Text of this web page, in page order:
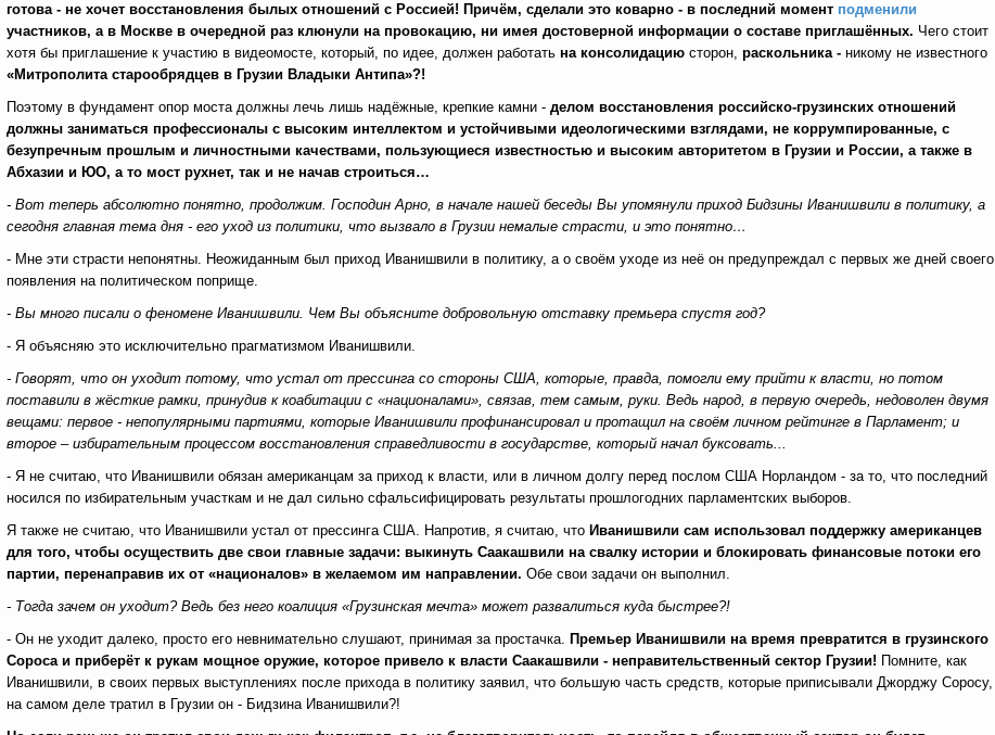
готова - не хочет восстановления былых отношений с Россией! Причём, сделали это коварно - в последний момент подменили
участников, а в Москве в очередной раз клюнули на провокацию, ни имея достоверной информации о составе приглашённых. Чего стоит
хотя бы приглашение к участию в видеомосте, который, по идее, должен работать на консолидацию сторон, раскольника - никому не известного
«Митрополита старообрядцев в Грузии Владыки Антипа»?!
Поэтому в фундамент опор моста должны лечь лишь надёжные, крепкие камни - делом восстановления российско-грузинских отношений
должны заниматься профессионалы с высоким интеллектом и устойчивыми идеологическими взглядами, не коррумпированные, с
безупречным прошлым и личностными качествами, пользующиеся известностью и высоким авторитетом в Грузии и России, а также в
Абхазии и ЮО, а то мост рухнет, так и не начав строиться…
- Вот теперь абсолютно понятно, продолжим. Господин Арно, в начале нашей беседы Вы упомянули приход Бидзины Иванишвили в политику, а
сегодня главная тема дня - его уход из политики, что вызвало в Грузии немалые страсти, и это понятно…
- Мне эти страсти непонятны. Неожиданным был приход Иванишвили в политику, а о своём уходе из неё он предупреждал с первых же дней своего
появления на политическом поприще.
- Вы много писали о феномене Иванишвили. Чем Вы объясните добровольную отставку премьера спустя год?
- Я объясняю это исключительно прагматизмом Иванишвили.
- Говорят, что он уходит потому, что устал от прессинга со стороны США, которые, правда, помогли ему прийти к власти, но потом
поставили в жёсткие рамки, принудив к коабитации с «националами», связав, тем самым, руки. Ведь народ, в первую очередь, недоволен двумя
вещами: первое - непопулярными партиями, которые Иванишвили профинансировал и протащил на своём личном рейтинге в Парламент; и
второе – избирательным процессом восстановления справедливости в государстве, который начал буксовать...
- Я не считаю, что Иванишвили обязан американцам за приход к власти, или в личном долгу перед послом США Норландом - за то, что последний
носился по избирательным участкам и не дал сильно сфальсифицировать результаты прошлогодних парламентских выборов.
Я также не считаю, что Иванишвили устал от прессинга США. Напротив, я считаю, что Иванишвили сам использовал поддержку американцев
для того, чтобы осуществить две свои главные задачи: выкинуть Саакашвили на свалку истории и блокировать финансовые потоки его
партии, перенаправив их от «националов» в желаемом им направлении. Обе свои задачи он выполнил.
- Тогда зачем он уходит? Ведь без него коалиция «Грузинская мечта» может развалиться куда быстрее?!
- Он не уходит далеко, просто его невнимательно слушают, принимая за простачка. Премьер Иванишвили на время превратится в грузинского
Сороса и приберёт к рукам мощное оружие, которое привело к власти Саакашвили - неправительственный сектор Грузии! Помните, как
Иванишвили, в своих первых выступлениях после прихода в политику заявил, что большую часть средств, которые приписывали Джорджу Соросу,
на самом деле тратил в Грузии он - Бидзина Иванишвили?!